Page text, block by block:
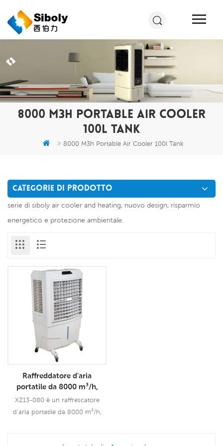
8000 M3H PORTABLE AIR COOLER
100L TANK
8000 M3h Portable Air Cooler 100l Tank
CATEGORIE DI PRODOTTO
serie di siboly air cooler and heating, nuovo design, risparmio
energetico e protezione ambientale.
Raffreddatore d'aria
portatile da 8000 m³/h,
motore a risparmio
energetico da 380 W con 3
XZ13-080 è un raffrescatore
d'aria portatile da 8000 m³/h,